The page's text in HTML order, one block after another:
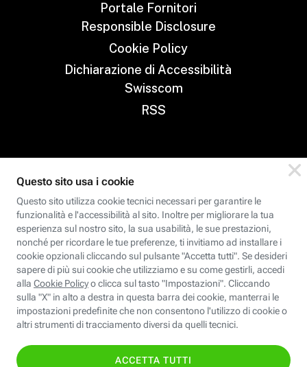
Portale Fornitori
Responsible Disclosure
Cookie Policy
Dichiarazione di Accessibilità
Swisscom
RSS